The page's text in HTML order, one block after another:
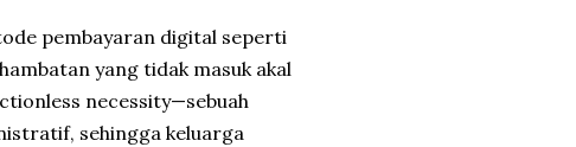
pembayaran digital seperti
yang tidak masuk akal
necessity—sebuah
sehingga keluarga